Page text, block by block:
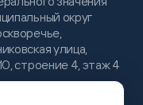
округ
улица,
строение 4, этаж 4